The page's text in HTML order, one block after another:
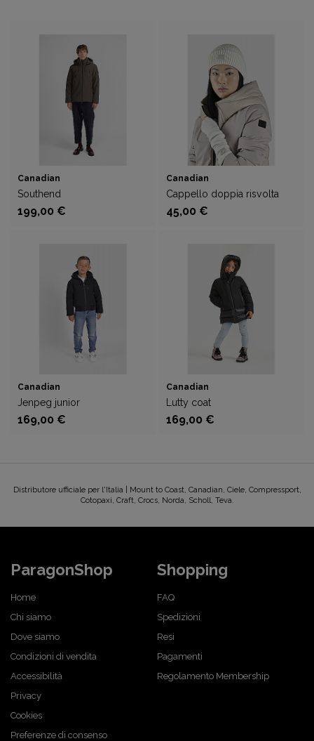
Canadian
Southend
199,00 €
Canadian
Cappello doppia risvolta
45,00 €
Canadian
Jenpeg junior
169,00 €
Canadian
Lutty coat
169,00 €
Distributore ufficiale per l'Italia | Mount to Coast, Canadian, Ciele, Compressport,
Cotopaxi, Craft, Crocs, Norda, Scholl, Teva.
ParagonShop
Home
Chi siamo
Dove siamo
Condizioni di vendita
Accessibilità
Privacy
Cookies
Preferenze di consenso
Shopping
FAQ
Spedizioni
Resi
Pagamenti
Regolamento Membership